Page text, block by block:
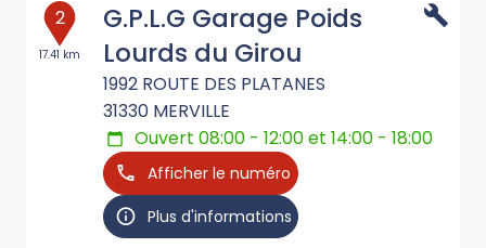
2
17.41 km
G.P.L.G Garage Poids
Lourds du Girou
1992 ROUTE DES PLATANES
31330 MERVILLE
Ouvert 08:00 - 12:00 et 14:00 - 18:00
Afficher le numéro
Plus d'informations